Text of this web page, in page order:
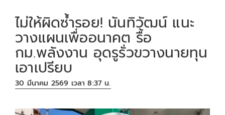
ไม่ให้ผิดซ้ำรอย! นันทิวัฒน์ แนะ
วางแผนเพื่ออนาคต รื้อ
กม.พลังงาน อุดรูรั่วขวางนายทุน
เอาเปรียบ
30 มีนาคม 2569 เวลา 8:37 น.